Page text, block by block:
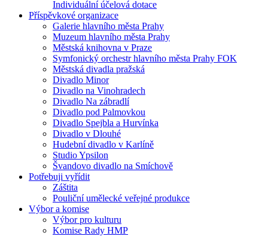
Individuální účelová dotace
Příspěvkové organizace
Galerie hlavního města Prahy
Muzeum hlavního města Prahy
Městská knihovna v Praze
Symfonický orchestr hlavního města Prahy FOK
Městská divadla pražská
Divadlo Minor
Divadlo na Vinohradech
Divadlo Na zábradlí
Divadlo pod Palmovkou
Divadlo Spejbla a Hurvínka
Divadlo v Dlouhé
Hudební divadlo v Karlíně
Studio Ypsilon
Švandovo divadlo na Smíchově
Potřebuji vyřídit
Záštita
Pouliční umělecké veřejné produkce
Výbor a komise
Výbor pro kulturu
Komise Rady HMP